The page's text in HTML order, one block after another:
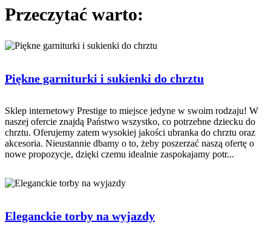
Przeczytać warto:
Piękne garniturki i sukienki do chrztu
Sklep internetowy Prestige to miejsce jedyne w swoim rodzaju! W
naszej ofercie znajdą Państwo wszystko, co potrzebne dziecku do
chrztu. Oferujemy zatem wysokiej jakości ubranka do chrztu oraz
akcesoria. Nieustannie dbamy o to, żeby poszerzać naszą ofertę o
nowe propozycje, dzięki czemu idealnie zaspokajamy potr...
Eleganckie torby na wyjazdy